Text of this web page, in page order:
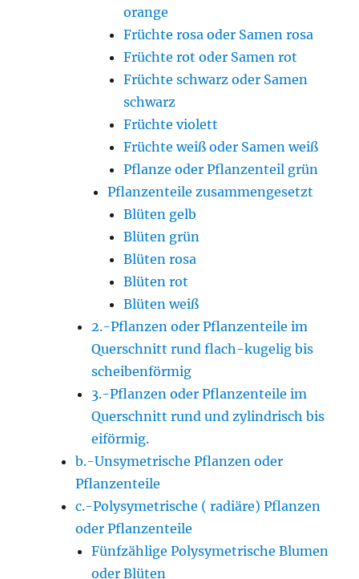
orange
Früchte rosa oder Samen rosa
Früchte rot oder Samen rot
Früchte schwarz oder Samen
schwarz
Früchte violett
Früchte weiß oder Samen weiß
Pflanze oder Pflanzenteil grün
Pflanzenteile zusammengesetzt
Blüten gelb
Blüten grün
Blüten rosa
Blüten rot
Blüten weiß
2.-Pflanzen oder Pflanzenteile im
Querschnitt rund flach-kugelig bis
scheibenförmig
3.-Pflanzen oder Pflanzenteile im
Querschnitt rund und zylindrisch bis
eiförmig.
b.-Unsymetrische Pflanzen oder
Pflanzenteile
c.-Polysymetrische ( radiäre) Pflanzen
oder Pflanzenteile
Fünfzählige Polysymetrische Blumen
oder Blüten